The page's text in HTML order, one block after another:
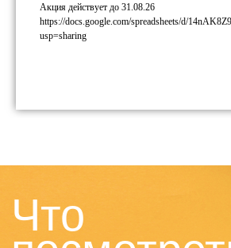
Акция действует до 31.08.26
https://docs.google.com/spreadsheets/d/
usp=sharing
Крик: возвращение убийцы
Ужасы
18+